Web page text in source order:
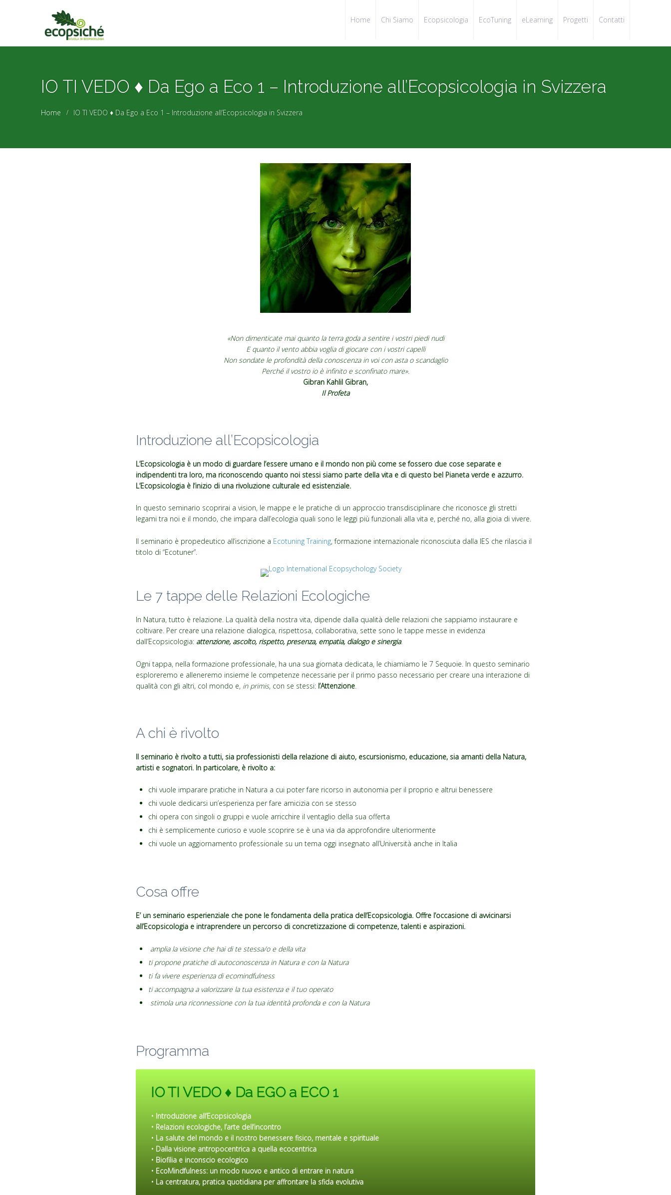
Home Chi Siamo Ecopsicologia EcoTuning eLearning Progetti Contatti
IO TI VEDO ♦ Da Ego a Eco 1 – Introduzione all’Ecopsicologia in Svizzera
Home IO TI VEDO ♦ Da Ego a Eco 1 – Introduzione all’Ecopsicologia in Svizzera
«Non dimenticate mai quanto la terra goda a sentire i vostri piedi nudi
E quanto il vento abbia voglia di giocare con i vostri capelli
Non sondate le profondità della conoscenza in voi con asta o scandaglio
Perché il vostro io è infinito e sconfinato mare».
Gibran Kahlil Gibran,
Il Profeta
Introduzione all’Ecopsicologia
L’Ecopsicologia è un modo di guardare l’essere umano e il mondo non più come se fossero due cose separate e
indipendenti tra loro, ma riconoscendo quanto noi stessi siamo parte della vita e di questo bel Pianeta verde e azzurro.
L’Ecopsicologia è l’inizio di una rivoluzione culturale ed esistenziale.
In questo seminario scoprirai a vision, le mappe e le pratiche di un approccio transdisciplinare che riconosce gli stretti
legami tra noi e il mondo, che impara dall’ecologia quali sono le leggi più funzionali alla vita e, perché no, alla gioia di vivere.
Il seminario è propedeutico all’iscrizione a Ecotuning Training, formazione internazionale riconosciuta dalla IES che rilascia il
titolo di “Ecotuner”.
Le 7 tappe delle Relazioni Ecologiche
In Natura, tutto è relazione. La qualità della nostra vita, dipende dalla qualità delle relazioni che sappiamo instaurare e
coltivare. Per creare una relazione dialogica, rispettosa, collaborativa, sette sono le tappe messe in evidenza
dall’Ecopsicologia: attenzione, ascolto, rispetto, presenza, empatia, dialogo e sinergia.
Ogni tappa, nella formazione professionale, ha una sua giornata dedicata, le chiamiamo le 7 Sequoie. In questo seminario
esploreremo e alleneremo insieme le competenze necessarie per il primo passo necessario per creare una interazione di
qualità con gli altri, col mondo e, in primis, con se stessi: l’Attenzione.
A chi è rivolto
Il seminario è rivolto a tutti, sia professionisti della relazione di aiuto, escursionismo, educazione, sia amanti della Natura,
artisti e sognatori. In particolare, è rivolto a:
chi vuole imparare pratiche in Natura a cui poter fare ricorso in autonomia per il proprio e altrui benessere
chi vuole dedicarsi un’esperienza per fare amicizia con se stesso
chi opera con singoli o gruppi e vuole arricchire il ventaglio della sua offerta
chi è semplicemente curioso e vuole scoprire se è una via da approfondire ulteriormente
chi vuole un aggiornamento professionale su un tema oggi insegnato all’Università anche in Italia
Cosa offre
E’ un seminario esperienziale che pone le fondamenta della pratica dell’Ecopsicologia. Offre l’occasione di avvicinarsi
all’Ecopsicologia e intraprendere un percorso di concretizzazione di competenze, talenti e aspirazioni.
amplia la visione che hai di te stessa/o e della vita
ti propone pratiche di autoconoscenza in Natura e con la Natura
ti fa vivere esperienza di ecomindfulness
ti accompagna a valorizzare la tua esistenza e il tuo operato
stimola una riconnessione con la tua identità profonda e con la Natura
Programma
IO TI VEDO ♦ Da EGO a ECO 1
• Introduzione all’Ecopsicologia
• Relazioni ecologiche, l’arte dell’incontro
• La salute del mondo e il nostro benessere fisico, mentale e spirituale
• Dalla visione antropocentrica a quella ecocentrica
• Biofilia e inconscio ecologico
• EcoMindfulness: un modo nuovo e antico di entrare in natura
• La centratura, pratica quotidiana per affrontare la sfida evolutiva